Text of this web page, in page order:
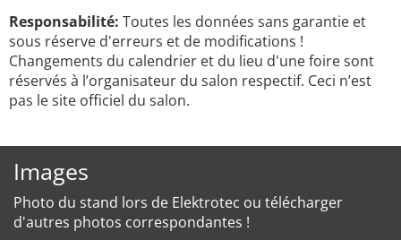
Responsabilité: Toutes les données sans garantie et
sous réserve d'erreurs et de modifications !
Changements du calendrier et du lieu d'une foire sont
réservés à l’organisateur du salon respectif. Ceci n’est
pas le site officiel du salon.
Images
Photo du stand lors de Elektrotec ou télécharger
d'autres photos correspondantes !